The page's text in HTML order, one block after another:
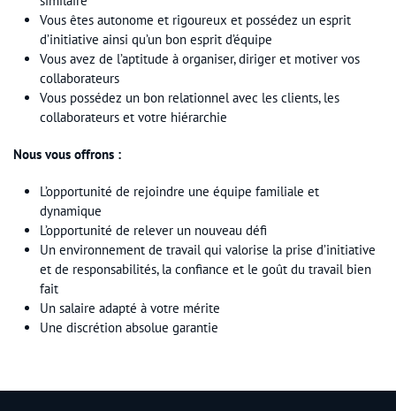
Vous êtes autonome et rigoureux et possédez un esprit
d’initiative ainsi qu’un bon esprit d’équipe
Vous avez de l’aptitude à organiser, diriger et motiver vos
collaborateurs
Vous possédez un bon relationnel avec les clients, les
collaborateurs et votre hiérarchie
Nous vous offrons :
L’opportunité de rejoindre une équipe familiale et
dynamique
L’opportunité de relever un nouveau défi
Un environnement de travail qui valorise la prise d’initiative
et de responsabilités, la confiance et le goût du travail bien
fait
Un salaire adapté à votre mérite
Une discrétion absolue garantie